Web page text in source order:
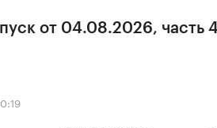
от 04.08.2026, часть